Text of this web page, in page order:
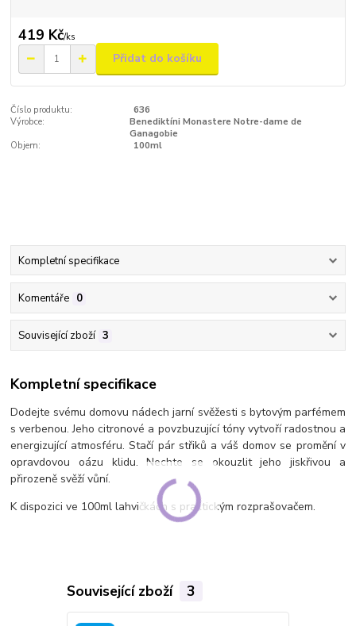
419 Kč/ks
Přidat do košíku
Číslo produktu:
636
Výrobce:
Benediktíni Monastere Notre-dame de
Ganagobie
Objem:
100ml
Kompletní specifikace
Komentáře 0
Související zboží 3
Kompletní specifikace
Dodejte svému domovu nádech jarní svěžesti s bytovým parfémem
s verbenou. Jeho citronové a povzbuzující tóny vytvoří radostnou a
energizující atmosféru. Stačí pár střiků a váš domov se promění v
opravdovou oázu klidu. Nechte se okouzlit jeho jiskřivou a
přirozeně svěží vůní.
K dispozici ve 100ml lahvičkách s praktickým rozprašovačem.
Související zboží 3